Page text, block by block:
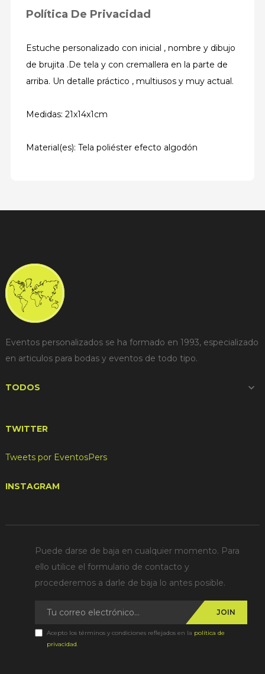
Política De Privacidad
Estuche personalizado con inicial , nombre y dibujo
de brujita .De tela y con cremallera en la parte de
arriba. Un detalle práctico , multiusos y muy actual.
Medidas: 21x14x1cm
Material(es): Tela poliéster efecto algodón
Eventos personalizados se ha formado en 1993, especializado
en articulos para bodas y eventos de todo tipo.
TODOS 
TWITTER
Tweets por EventosPers
INSTAGRAM
Puede darse de baja en cualquier momento. Para
ello utilice el formulario de contacto y
procederemos a darle de baja lo antes posible.
JOIN
Acepto los términos y condiciones reflejados en la política de
privacidad.